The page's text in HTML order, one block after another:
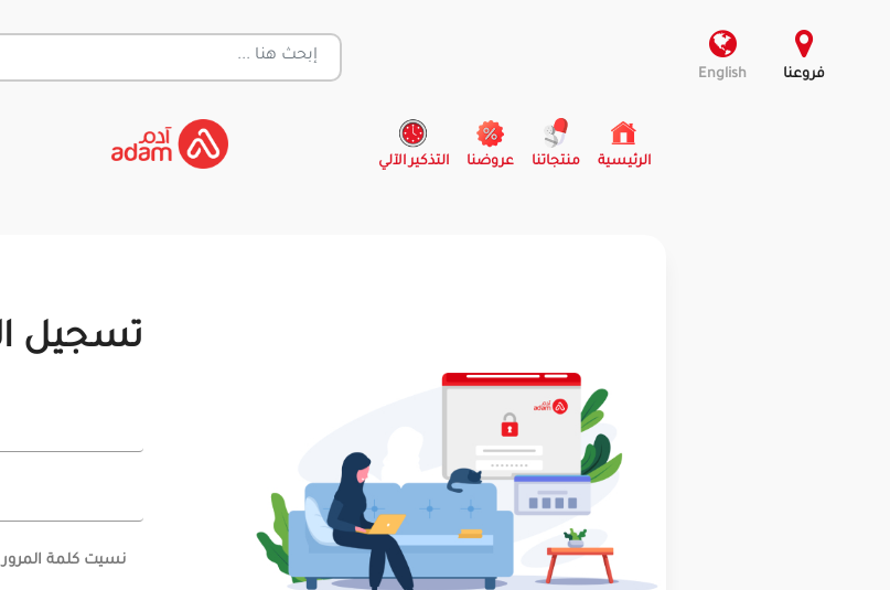
فروعنا English
الرئيسية
(current) منتجاتنا عروضنا التذكير الآلي
تسجيل
نسيت كلمة المرور